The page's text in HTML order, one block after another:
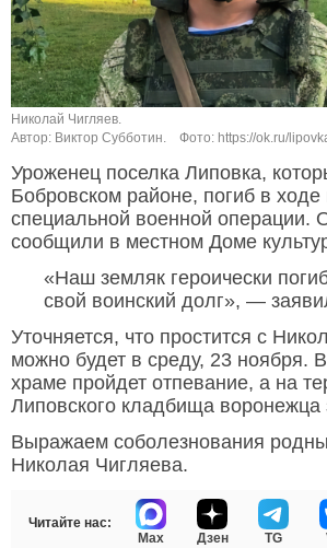
Николай Чигляев.
Автор: Виктор Субботин.
Фото: https://ok.ru/
Уроженец поселка Липовка,
Бобровском районе, погиб в
специальной военной операции.
сообщили в местном Доме
«Наш земляк героически
свой воинский долг», —
Уточняется, что простится с
можно будет в среду, 23 ноября.
храме пройдет отпевание, а на
Липовского кладбища воронежца
Выражаем соболезнования
Николая Чигляева.
Читайте нас:
Max
Дзен TG